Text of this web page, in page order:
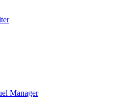
Manager